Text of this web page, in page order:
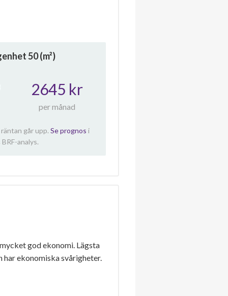
50(m²)
2645 kr
per månad
går upp. Se prognos i
analys.
god ekonomi. Lägsta
ekonomiska svårigheter.